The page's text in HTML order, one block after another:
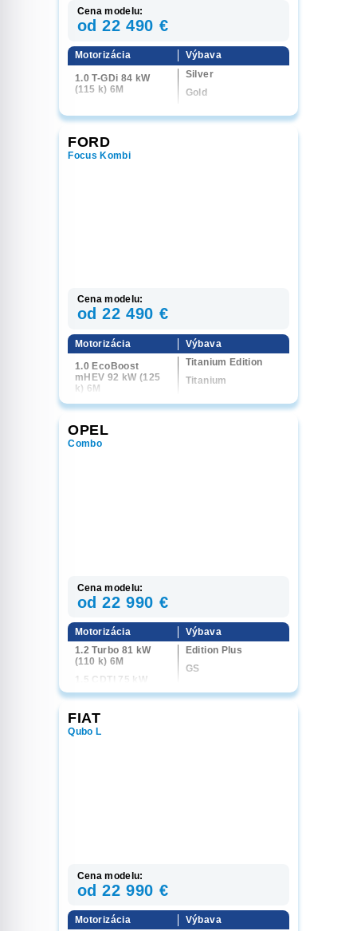
Cena modelu:
od 22 490 €
Motorizácia
1.0 T-GDi 84 kW
(115 k) 6M
Výbava
Silver
Gold
FORD
Focus Kombi
Cena modelu:
od 22 490 €
Motorizácia
1.0 EcoBoost
mHEV 92 kW (125
k) 6M
Výbava
Titanium Edition
Titanium
OPEL
Combo
Cena modelu:
od 22 990 €
Motorizácia
1.2 Turbo 81 kW
(110 k) 6M
1.5 CDTI 75 kW
(102 k) 6M
(130 k) 6M
Výbava
Edition Plus
GS
FIAT
Qubo L
Cena modelu:
od 22 990 €
Motorizácia
Výbava